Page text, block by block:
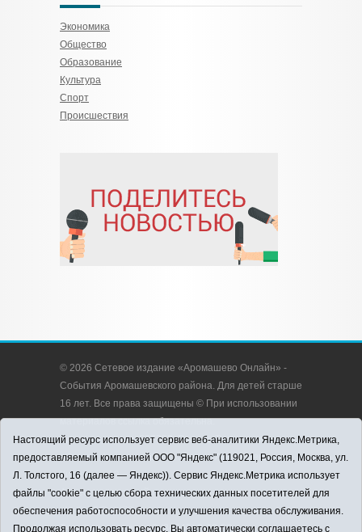
Экономика
Общество
Образование
Культура
Спорт
Происшествия
© 2026 Сетевое издание «Аромашево Онлайн» -
События Аромашевского района. Для детей старше
16 лет. Все права защищены © При использовании
материалов ссылка обязательна.
Адрес редакции: 627350, Россия, Тюменская
область, Аромашевский район, с. Аромашево, ул.
Кирова, д. 13.
Адрес электронной почты редакции:
strudu72@obl72.ru
Телефон редакции: 8 (34545) 2-30-58
Настоящий ресурс использует сервис веб-аналитики Яндекс.Метрика,
предоставляемый компанией ООО "Яндекс" (119021, Россия, Москва, ул.
Л. Толстого, 16 (далее — Яндекс)). Сервис Яндекс.Метрика использует
файлы "cookie" с целью сбора технических данных посетителей для
обеспечения работоспособности и улучшения качества обслуживания.
Продолжая использовать ресурс, Вы автоматически соглашаетесь с